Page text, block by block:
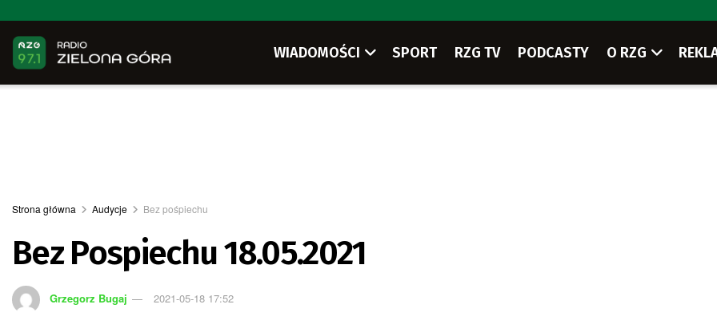
WIADOMOŚCI SPORT RZG TV PODCASTY O RZG
Strona główna Audycje Bez pośpiechu
Bez Pospiechu 18.05.2021
Grzegorz Bugaj 2021-05-18 17:52